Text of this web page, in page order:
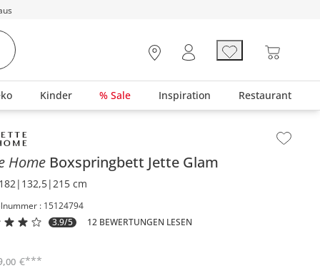
Kinder % Sale Inspiration Restaurant
der Seitenleiste überspringen - Zum Seitenende
Home Boxspringbett Jette Glam
cm
: 15124794
3.9/5
12 BEWERTUNGEN LESEN
,00 €***